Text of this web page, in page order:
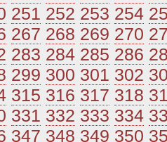
251 252 253 254
267 268 269 270
283 284 285 286
299 300 301 302
315 316 317 318
331 332 333 334
347 348 349 350